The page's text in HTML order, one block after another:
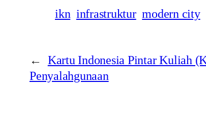
ikn infrastruktur modern city
←
Kartu Indonesia Pintar Kuliah
Penyalahgunaan